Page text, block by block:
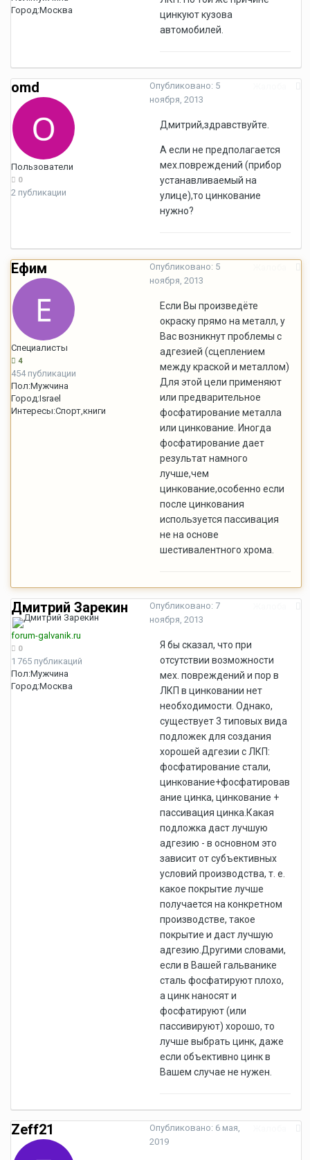
Город:Москва
цинкуют кузова
автомобилей.
omd
Пользователи
0
2 публикации
Опубликовано: 5
ноября, 2013
Дмитрий,здравствуйте.
А если не предполагается
мех.повреждений (прибор
устанавливаемый на
улице),то цинкование
нужно?
Ефим
Специалисты
4
454 публикации
Пол:Мужчина
Город:Israel
Интересы:Спорт,книги
Опубликовано: 5
ноября, 2013
Если Вы произведёте
окраску прямо на металл, у
Вас возникнут проблемы с
адгезией (сцеплением
между краской и металлом)
Для этой цели применяют
или предварительное
фосфатирование металла
или цинкование. Иногда
фосфатирование дает
результат намного
лучше,чем
цинкование,особенно если
после цинкования
используется пассивация
не на основе
шестивалентного хрома.
Дмитрий Зарекин
forum-galvanik.ru
0
1 765 публикаций
Пол:Мужчина
Город:Москва
Опубликовано: 7
ноября, 2013
Я бы сказал, что при
отсутствии возможности
мех. повреждений и пор в
ЛКП в цинковании нет
необходимости. Однако,
существует 3 типовых вида
подложек для создания
хорошей адгезии с ЛКП:
фосфатирование стали,
цинкование+фосфатировав
ание цинка, цинкование +
пассивация цинка.Какая
подложка даст лучшую
адгезию - в основном это
зависит от субъективных
условий производства, т. е.
какое покрытие лучше
получается на конкретном
производстве, такое
покрытие и даст лучшую
адгезию.Другими словами,
если в Вашей гальванике
сталь фосфатируют плохо,
а цинк наносят и
фосфатируют (или
пассивируют) хорошо, то
лучше выбрать цинк, даже
если объективно цинк в
Вашем случае не нужен.
Zeff21 Опубликовано: 6 мая,
2019